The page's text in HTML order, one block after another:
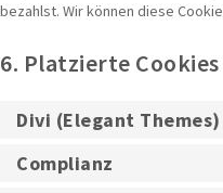
bezahlst. Wir können diese
6. Platzierte Cookies
Divi (Elegant Themes)
Complianz